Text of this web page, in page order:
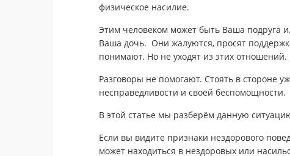
физическое насилие.
Этим человеком может быть Ваша подруга
Ваша дочь. Они жалуются, просят
понимают. Но не уходят из этих
Разговоры не помогают. Стоять в стороне
несправедливости и своей беспомощности.
В этой статье мы разберём данную
Если вы видите признаки нездорового
может находиться в нездоровых или